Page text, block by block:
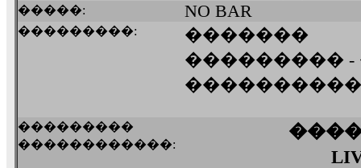
�����: NO BAR
���������:
�������
���������
����������
���������
������������: